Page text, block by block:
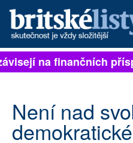
PŘIHLÁSIT
ARCHIV
na finančních
Není nad